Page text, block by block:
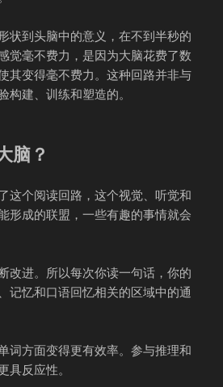
状到头脑中的意义，在不到半秒的
觉毫不费力，是因为大脑花费了数
其变得毫不费力。这种回路并非与
构建、训练和塑造的。
脑？
这个阅读回路，这个视觉、听觉和
形成的联盟，一些有趣的事情就会
改进。所以每次你读一句话，你的
记忆和口语回忆相关的区域中的通
词方面变得更有效率。参与推理和
具反应性。